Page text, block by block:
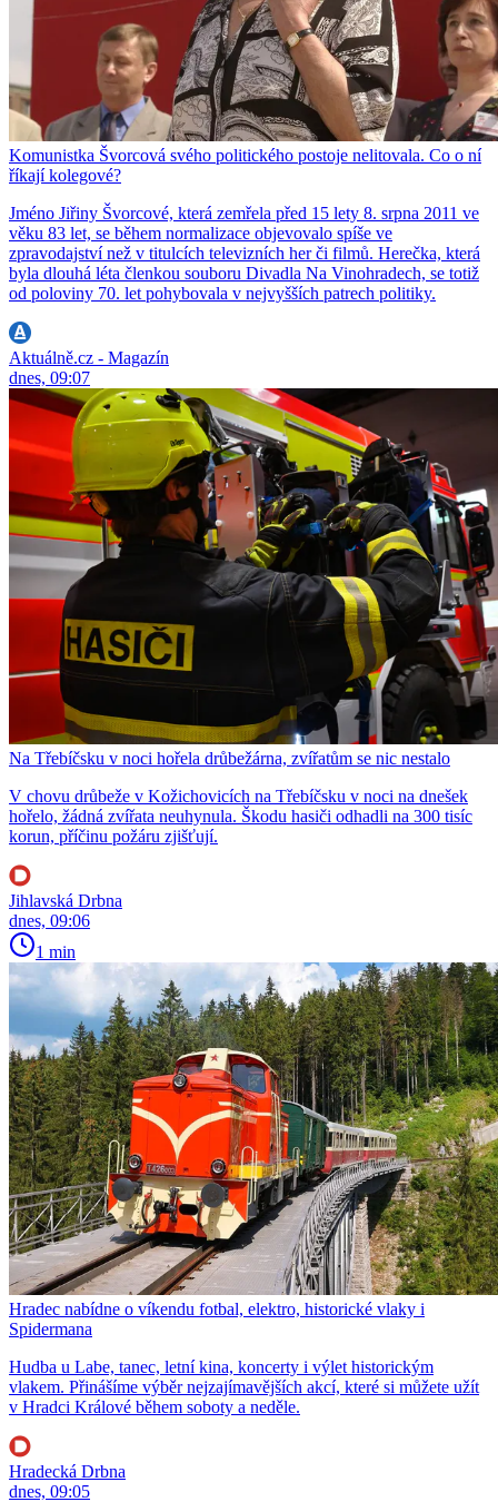
Komunistka Švorcová svého politického postoje nelitovala. Co o ní
říkají kolegové?
Jméno Jiřiny Švorcové, která zemřela před 15 lety 8. srpna 2011 ve
věku 83 let, se během normalizace objevovalo spíše ve
zpravodajství než v titulcích televizních her či filmů. Herečka, která
byla dlouhá léta členkou souboru Divadla Na Vinohradech, se totiž
od poloviny 70. let pohybovala v nejvyšších patrech politiky.
Aktuálně.cz - Magazín
dnes, 09:07
Na Třebíčsku v noci hořela drůbežárna, zvířatům se nic nestalo
V chovu drůbeže v Kožichovicích na Třebíčsku v noci na dnešek
hořelo, žádná zvířata neuhynula. Škodu hasiči odhadli na 300 tisíc
korun, příčinu požáru zjišťují.
Jihlavská Drbna
dnes, 09:06
1 min
Hradec nabídne o víkendu fotbal, elektro, historické vlaky i
Spidermana
Hudba u Labe, tanec, letní kina, koncerty i výlet historickým
vlakem. Přinášíme výběr nejzajímavějších akcí, které si můžete užít
v Hradci Králové během soboty a neděle.
Hradecká Drbna
dnes, 09:05